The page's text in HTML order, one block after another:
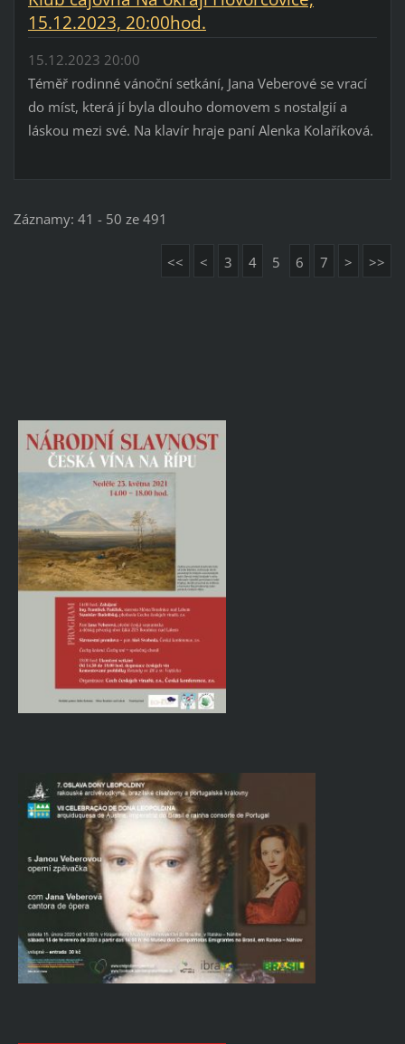
15.12.2023, 20:00hod.
15.12.2023 20:00
Téměř rodinné vánoční setkání, Jana Veberové se vrací
do míst, která jí byla dlouho domovem s nostalgií a
láskou mezi své. Na klavír hraje paní Alenka Kolaříková.
Záznamy: 41 - 50 ze 491
<< < 3 4 5 6 7 > >>